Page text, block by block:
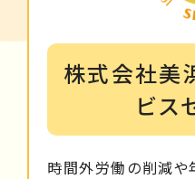
株式会社美
ビス
時間外労働の削減